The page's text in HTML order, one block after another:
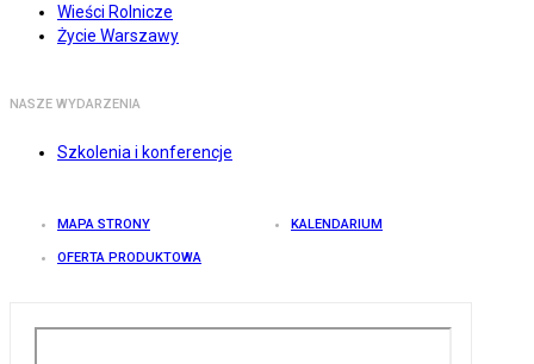
Wieści Rolnicze
Życie Warszawy
NASZE WYDARZENIA
Szkolenia i konferencje
MAPA STRONY KALENDARIUM
OFERTA PRODUKTOWA